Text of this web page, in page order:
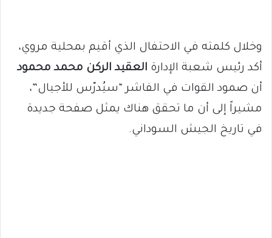
وخلال كلمته في الاحتفال الذي أقيم بمحلية مروي،
أكد رئيس شعبة الإدارة العقيد الركن محمد محمود
أن صمود القوات في الفاشر “سيُدرّس للأجيال”،
مشيراً إلى أن ما تحقق هناك يمثل صفحة جديدة
في تاريخ الجيش السوداني.